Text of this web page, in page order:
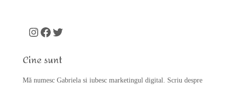
o
:
Instagram Facebook Twitter
Cine sunt
Mă numesc Gabriela si iubesc marketingul digital. Scriu despre